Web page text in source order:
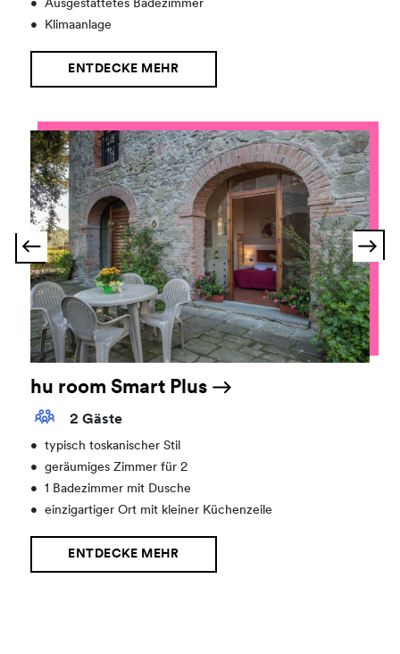
•
Ausgestattetes Badezimmer
•
Klimaanlage
ENTDECKE MEHR
hu room Smart Plus
2 Gäste
•
typisch toskanischer Stil
•
geräumiges Zimmer für 2
•
1 Badezimmer mit Dusche
•
einzigartiger Ort mit kleiner Küchenzeile
ENTDECKE MEHR